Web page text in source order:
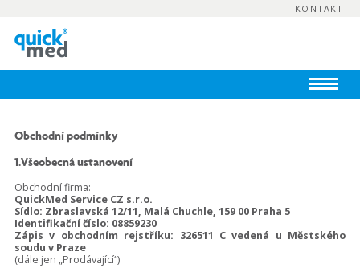
KONTAKT
Obchodní podmínky
1.Všeobecná ustanovení
Obchodní firma:
QuickMed Service CZ s.r.o.
Sídlo: Zbraslavská 12/11, Malá Chuchle, 159 00 Praha 5
Identifikační číslo: 08859230
Zápis v obchodním rejstříku: 326511 C vedená u Městského
soudu v Praze
(dále jen „Prodávající“)